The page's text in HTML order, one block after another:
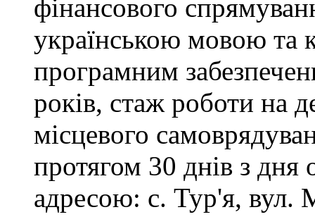
фінансового
українською мовою та
програмним
років, стаж роботи на
місцевого
протягом 30 днів з дня
адресою: с. Тур'я, вул.